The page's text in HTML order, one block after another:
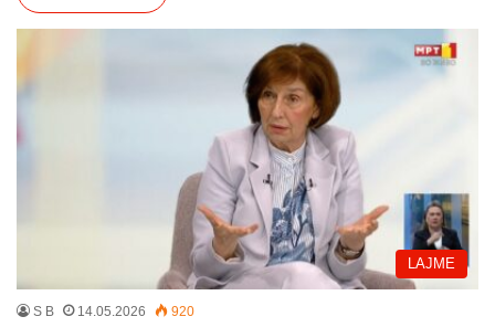
LAJME
S B 14.05.2026 920